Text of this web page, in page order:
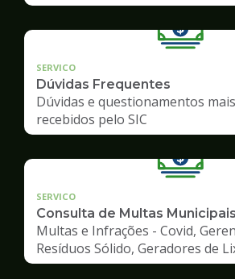
SERVICO
Dúvidas Frequentes
Dúvidas e questionamentos
recebidos pelo SIC
SERVICO
Consulta de Multas Municipais
Multas e Infrações - Covid,
Resíduos Sólido, Geradores de